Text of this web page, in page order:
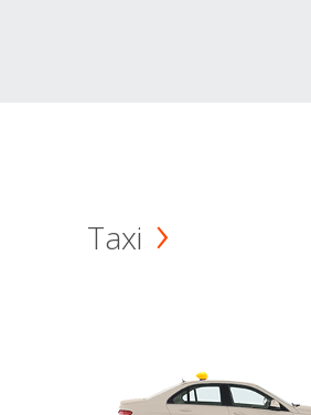
Taxi